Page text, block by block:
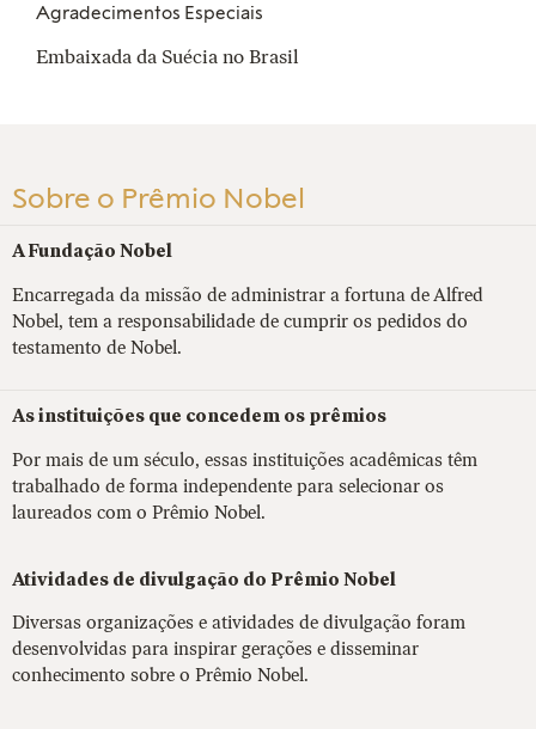
Agradecimentos Especiais
Embaixada da Suécia no Brasil
Sobre o Prêmio Nobel
A Fundação Nobel
Encarregada da missão de administrar a fortuna de Alfred
Nobel, tem a responsabilidade de cumprir os pedidos do
testamento de Nobel.
As instituições que concedem os prêmios
Por mais de um século, essas instituições acadêmicas têm
trabalhado de forma independente para selecionar os
laureados com o Prêmio Nobel.
Atividades de divulgação do Prêmio Nobel
Diversas organizações e atividades de divulgação foram
desenvolvidas para inspirar gerações e disseminar
conhecimento sobre o Prêmio Nobel.